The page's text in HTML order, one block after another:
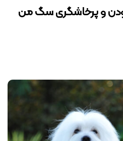
و پرخاشگری سگ من